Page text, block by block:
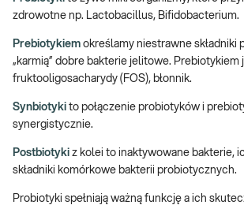
zdrowotne np. Lactobacillus, Bifidobacterium.
Prebiotykiem określamy niestrawne składniki
„karmią” dobre bakterie jelitowe. Prebiotykiem
fruktooligosacharydy (FOS), błonnik.
Synbiotyki to połączenie probiotyków i
synergistycznie.
Postbiotyki z kolei to inaktywowane bakterie,
składniki komórkowe bakterii probiotycznych.
Probiotyki spełniają ważną funkcję a ich